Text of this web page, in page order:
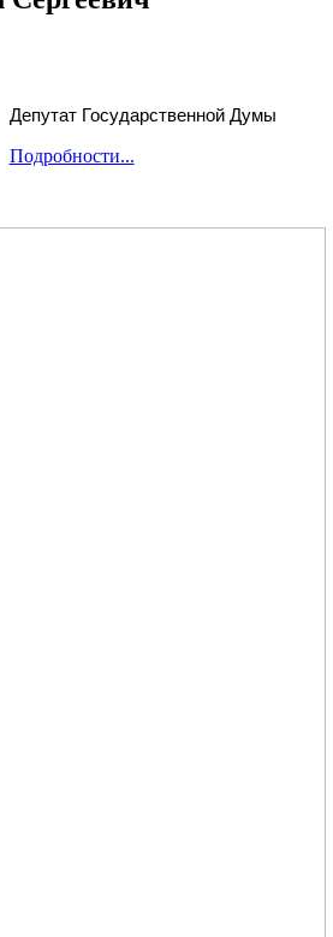
Депутат Государственной Думы
Подробности...